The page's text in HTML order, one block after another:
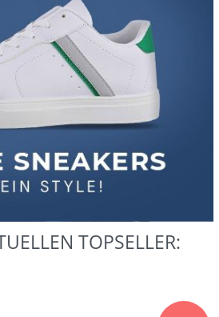
TOPSELLER:
TOPSELLER: